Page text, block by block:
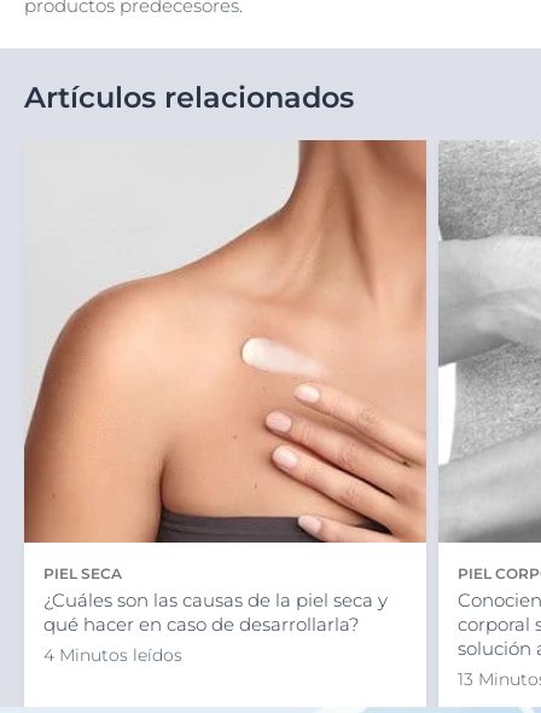
productos predecesores.
Artículos relacionados
PIEL SECA
¿Cuáles son las causas de la piel seca y
qué hacer en caso de desarrollarla?
4 Minutos leídos
PIEL
corporal
solución
13